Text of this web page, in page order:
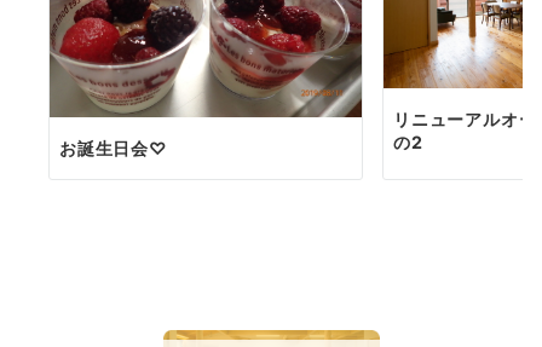
お誕生日会♡
リニューアルオ
の2